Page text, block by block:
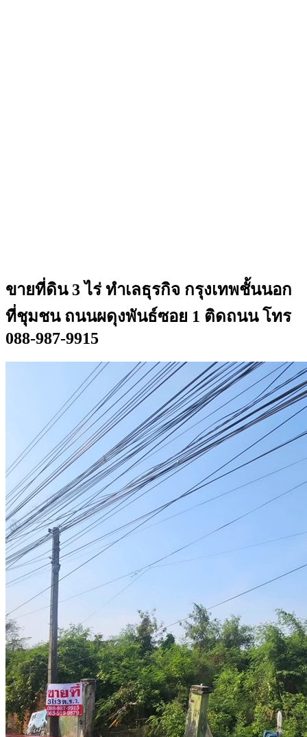
ขายที่ดิน 3 ไร่ ทำเลธุรกิจ กรุงเทพชั้นนอก
ที่ชุมชน ถนนผดุงพันธ์ซอย 1 ติดถนน โทร
088-987-9915